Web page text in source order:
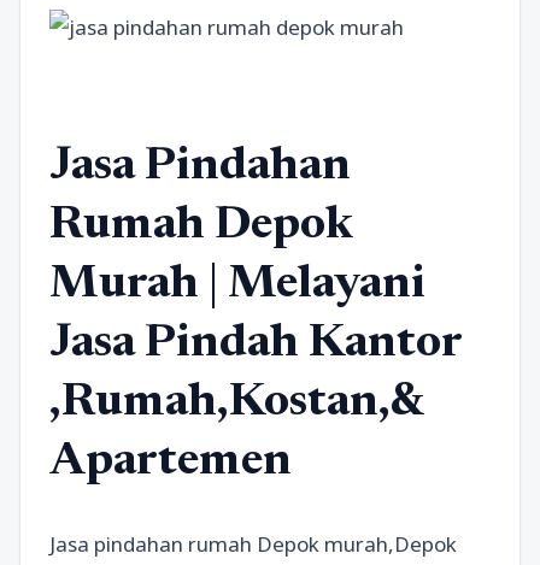
Jasa Pindahan
Rumah Depok
Murah | Melayani
Jasa Pindah Kantor
,Rumah,Kostan,&
Apartemen
Jasa pindahan rumah Depok murah,Depok